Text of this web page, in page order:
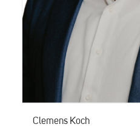
Clemens Koch